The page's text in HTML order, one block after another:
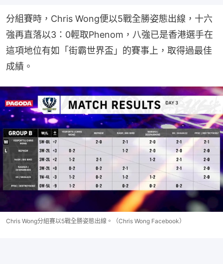
分組賽時，Chris Wong便以5戰全勝姿態出線，十六
強再直落以3：0輕取Phenom，八強已是香港選手在
這項地位有如「街霸世界盃」的賽事上，取得過最佳
成績。
Chris Wong分組賽以5戰全勝姿態出線。（Chris Wong Facebook）